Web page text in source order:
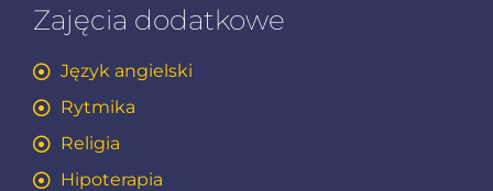
Zajęcia dodatkowe
Język angielski
Rytmika
Religia
Hipoterapia